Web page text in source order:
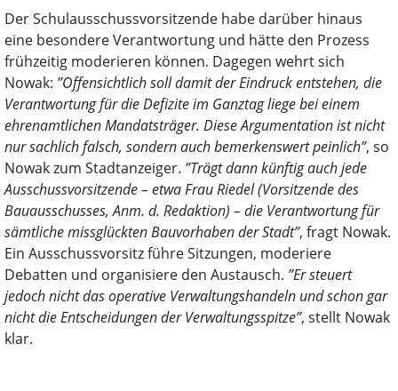
Landes und den Grünen im Stadtrat.
Der Schulausschussvorsitzende habe darüber hinaus
eine besondere Verantwortung und hätte den Prozess
frühzeitig moderieren können. Dagegen wehrt sich
Nowak: ”Offensichtlich soll damit der Eindruck entstehen, die
Verantwortung für die Defizite im Ganztag liege bei einem
ehrenamtlichen Mandatsträger. Diese Argumentation ist nicht
nur sachlich falsch, sondern auch bemerkenswert peinlich”, so
Nowak zum Stadtanzeiger. ”Trägt dann künftig auch jede
Ausschussvorsitzende – etwa Frau Riedel (Vorsitzende des
Bauausschusses, Anm. d. Redaktion) – die Verantwortung für
sämtliche missglückten Bauvorhaben der Stadt”, fragt Nowak.
Ein Ausschussvorsitz führe Sitzungen, moderiere
Debatten und organisiere den Austausch. ”Er steuert
jedoch nicht das operative Verwaltungshandeln und schon gar
nicht die Entscheidungen der Verwaltungsspitze”, stellt Nowak
klar.